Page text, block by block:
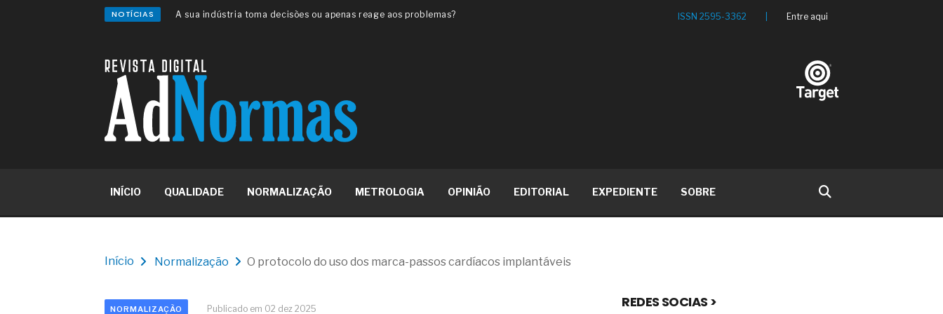
NOTÍCIAS
A sua indústria toma decisões ou apenas reage aos problemas?
Os gestores da ABNT litigam de má-fé para tentar criar uma
reserva de mercado sobre as NBR ISO
Os critérios médicos da síndrome metabólica
A prevenção clínica da coceira no ânus
Os sintomas clínicos do teratoma de ovário
O tratamento médico da síndrome da fadiga crônica
concreto de obras
governança das organizações
O desenho industrial ganha espaço como estratégia
As variações dimensionais dos produtos de materiais
ISSN 2595-3362 Entre aqui
INÍCIO QUALIDADE NORMALIZAÇÃO METROLOGIA OPINIÃO EDITORIAL EXPEDIENTE SOBRE
Início Normalização O protocolo do uso dos marca-passos cardíacos implantáveis
NORMALIZAÇÃO Publicado em 02 dez 2025 REDES SOCIAS >